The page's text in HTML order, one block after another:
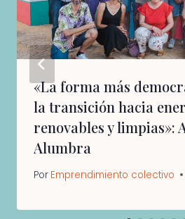
«La forma más
la transición hacia
renovables y limpias»:
Alumbra
Por Emprendimiento colectivo